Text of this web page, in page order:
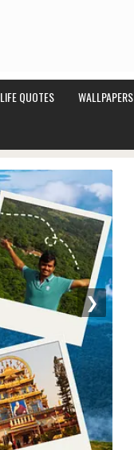
LIFE QUOTES WALLPAPERS
❯